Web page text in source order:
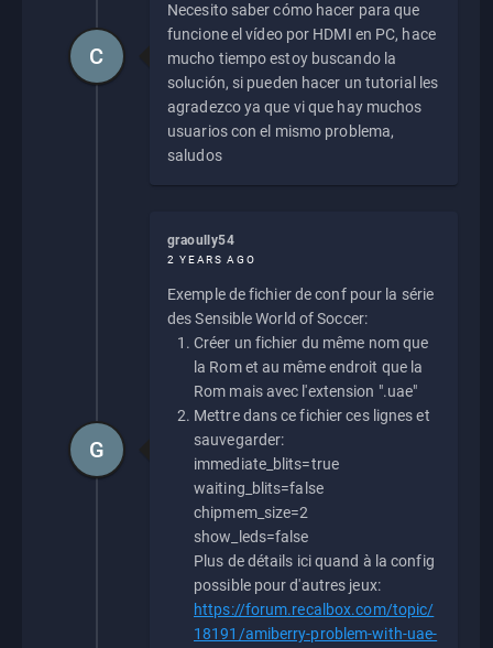
Necesito saber cómo hacer para que
funcione el vídeo por HDMI en PC, hace
mucho tiempo estoy buscando la
solución, si pueden hacer un tutorial les
agradezco ya que vi que hay muchos
usuarios con el mismo problema,
saludos
C
graoully54
2 YEARS AGO
Exemple de fichier de conf pour la série
des Sensible World of Soccer:
Créer un fichier du même nom que
la Rom et au même endroit que la
Rom mais avec l'extension ".uae"
Mettre dans ce fichier ces lignes et
sauvegarder:
immediate_blits=true
waiting_blits=false
chipmem_size=2
show_leds=false
Plus de détails ici quand à la config
possible pour d'autres jeux:
https://forum.recalbox.com/topic/
18191/amiberry-problem-with-uae-
G